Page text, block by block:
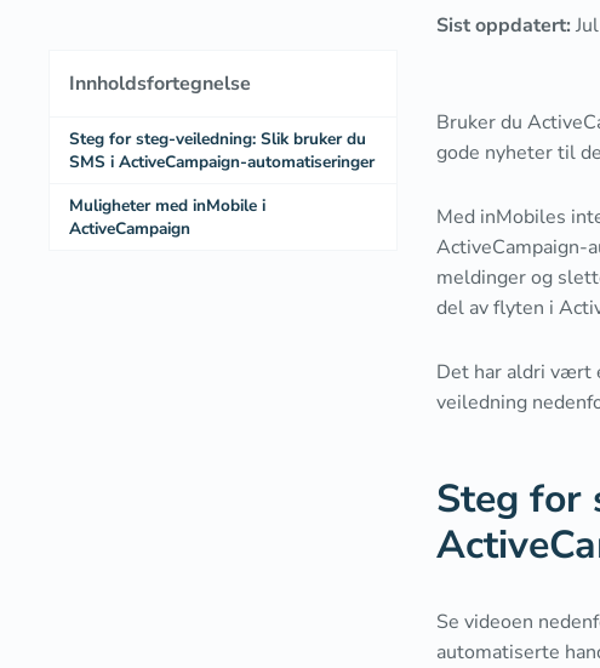
Sist oppdatert:
Innholdsfortegnelse
Steg for steg-veiledning: Slik bruker du
SMS i ActiveCampaign-automatiseringer
Muligheter med inMobile i
ActiveCampaign
Bruker du
gode nyheter til
Med inMobiles
ActiveCampaign-
meldinger og
del av flyten i
Det har aldri vært
veiledning
Steg for
Se videoen
automatiserte